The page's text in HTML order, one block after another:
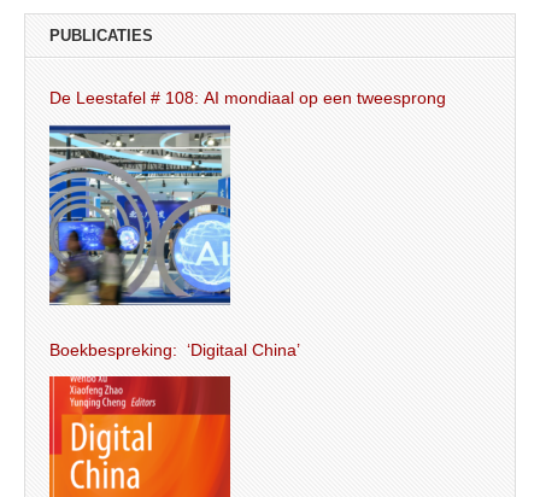
PUBLICATIES
De Leestafel # 108: AI mondiaal op een tweesprong
Boekbespreking: ‘Digitaal China’